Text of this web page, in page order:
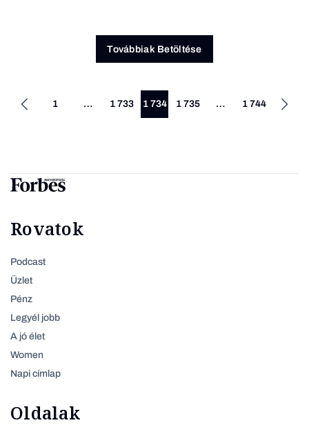
Továbbiak Betöltése
1 … 1 733 1 734 1 735 … 1 744
Rovatok
Podcast
Üzlet
Pénz
Legyél jobb
A jó élet
Women
Napi címlap
Oldalak